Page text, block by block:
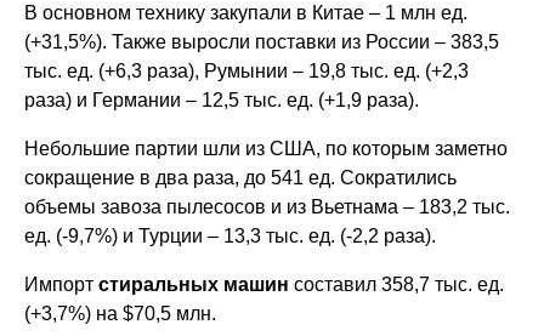
В основном технику закупали в Китае – 1 млн ед.
(+31,5%). Также выросли поставки из России – 383,5
тыс. ед. (+6,3 раза), Румынии – 19,8 тыс. ед. (+2,3
раза) и Германии – 12,5 тыс. ед. (+1,9 раза).
Небольшие партии шли из США, по которым заметно
сокращение в два раза, до 541 ед. Сократились
объемы завоза пылесосов и из Вьетнама – 183,2 тыс.
ед. (-9,7%) и Турции – 13,3 тыс. ед. (-2,2 раза).
Импортстиральных машин составил 358,7 тыс. ед.
(+3,7%) на $70,5 млн.